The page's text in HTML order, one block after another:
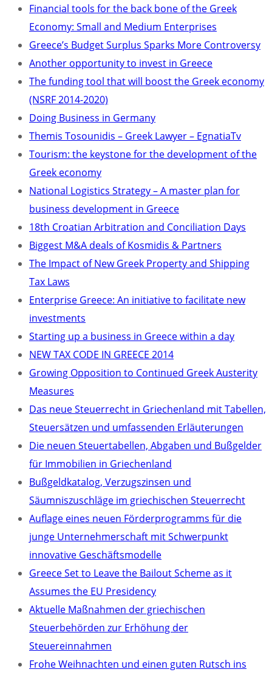
Financial tools for the back bone of the Greek
Economy: Small and Medium Enterprises
Greece’s Budget Surplus Sparks More Controversy
Another opportunity to invest in Greece
The funding tool that will boost the Greek economy
(NSRF 2014-2020)
Doing Business in Germany
Themis Tosounidis – Greek Lawyer – EgnatiaTv
Tourism: the keystone for the development of the
Greek economy
National Logistics Strategy – A master plan for
business development in Greece
18th Croatian Arbitration and Conciliation Days
Biggest M&A deals of Kosmidis & Partners
The Impact of New Greek Property and Shipping
Tax Laws
Enterprise Greece: An initiative to facilitate new
investments
Starting up a business in Greece within a day
NEW TAX CODE IN GREECE 2014
Growing Opposition to Continued Greek Austerity
Measures
Das neue Steuerrecht in Griechenland mit Tabellen,
Steuersätzen und umfassenden Erläuterungen
Die neuen Steuertabellen, Abgaben und Bußgelder
für Immobilien in Griechenland
Bußgeldkatalog, Verzugszinsen und
Säumniszuschläge im griechischen Steuerrecht
Auflage eines neuen Förderprogramms für die
junge Unternehmerschaft mit Schwerpunkt
innovative Geschäftsmodelle
Greece Set to Leave the Bailout Scheme as it
Assumes the EU Presidency
Aktuelle Maßnahmen der griechischen
Steuerbehörden zur Erhöhung der
Steuereinnahmen
Frohe Weihnachten und einen guten Rutsch ins